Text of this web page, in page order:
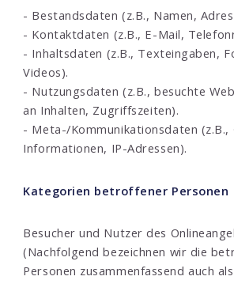
- Bestandsdaten (z.B., Namen,
- Kontaktdaten (z.B., E-Mail,
- Inhaltsdaten (z.B., Texteingaben,
Videos).
- Nutzungsdaten (z.B., besuchte
an Inhalten, Zugriffszeiten).
- Meta-/Kommunikationsdaten (z.B.,
Informationen, IP-Adressen).
Kategorien betroffener Personen
Besucher und Nutzer des
(Nachfolgend bezeichnen wir die
Personen zusammenfassend auch